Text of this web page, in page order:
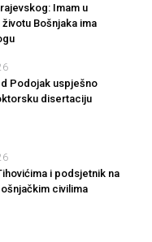
Imam u
Bošnjaka ima
Podojak uspješno
disertaciju
i podsjetnik na
civilima